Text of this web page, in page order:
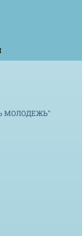
МОЛОДЕЖЬ"